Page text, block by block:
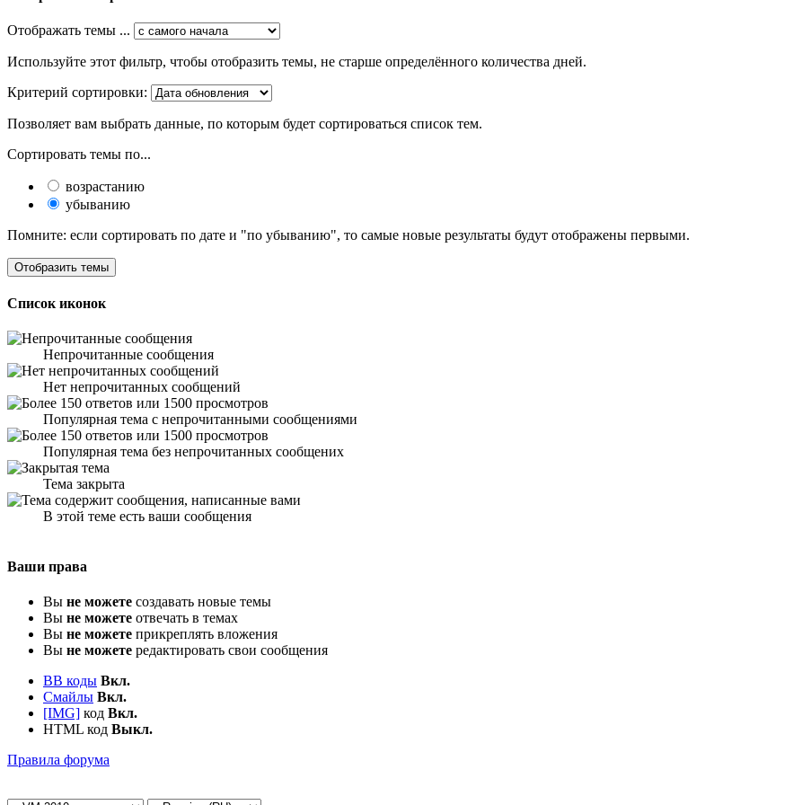
Отображать темы ...
Используйте этот фильтр, чтобы отобразить темы, не старше определённого количества дней.
Критерий сортировки:
Позволяет вам выбрать данные, по которым будет сортироваться список тем.
Сортировать темы по...
возрастанию
убыванию
Помните: если сортировать по дате и "по убыванию", то самые новые результаты будут отображены первыми.
Список иконок
Непрочитанные сообщения
Нет непрочитанных сообщений
Популярная тема с непрочитанными сообщениями
Популярная тема без непрочитанных сообщених
Тема закрыта
В этой теме есть ваши сообщения
Ваши права
Вы не можете создавать новые темы
Вы не можете отвечать в темах
Вы не можете прикреплять вложения
Вы не можете редактировать свои сообщения
BB коды Вкл.
Смайлы Вкл.
[IMG] код Вкл.
HTML код Выкл.
Правила форума